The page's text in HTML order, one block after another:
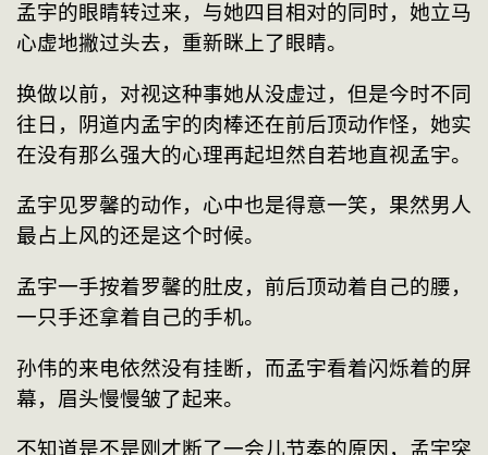
孟宇的眼睛转过来，与她四目相对的同时，她立马
心虚地撇过头去，重新眯上了眼睛。
换做以前，对视这种事她从没虚过，但是今时不同
往日，阴道内孟宇的肉棒还在前后顶动作怪，她实
在没有那么强大的心理再起坦然自若地直视孟宇。
孟宇见罗馨的动作，心中也是得意一笑，果然男人
最占上风的还是这个时候。
孟宇一手按着罗馨的肚皮，前后顶动着自己的腰，
一只手还拿着自己的手机。
孙伟的来电依然没有挂断，而孟宇看着闪烁着的屏
幕，眉头慢慢皱了起来。
不知道是不是刚才断了一会儿节奏的原因，孟宇突